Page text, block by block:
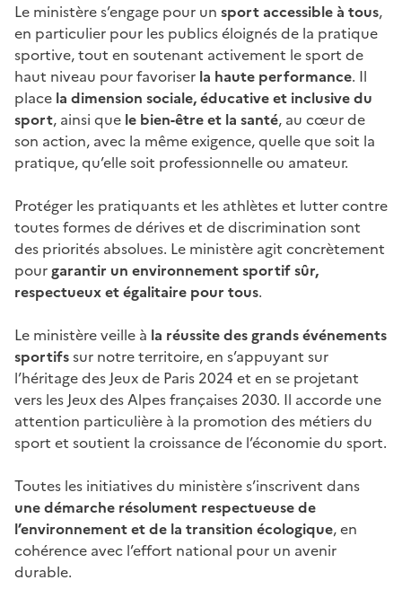
Le ministère s’engage pour un sport accessible à tous,
en particulier pour les publics éloignés de la pratique
sportive, tout en soutenant activement le sport de
haut niveau pour favoriser la haute performance. Il
place la dimension sociale, éducative et inclusive du
sport, ainsi que le bien-être et la santé, au cœur de
son action, avec la même exigence, quelle que soit la
pratique, qu’elle soit professionnelle ou amateur.
Protéger les pratiquants et les athlètes et lutter contre
toutes formes de dérives et de discrimination sont
des priorités absolues. Le ministère agit concrètement
pourgarantir un environnement sportif sûr,
respectueux et égalitaire pour tous.
Le ministère veille à la réussite des grands événements
sportifssur notre territoire, en s’appuyant sur
l’héritage des Jeux de Paris 2024 et en se projetant
vers les Jeux des Alpes françaises 2030. Il accorde une
attention particulière à la promotion des métiers du
sport et soutient la croissance de l’économie du sport.
Toutes les initiatives du ministère s’inscrivent dans
une démarche résolument respectueuse de
l’environnement et de la transition écologique, en
cohérence avec l’effort national pour un avenir
durable.